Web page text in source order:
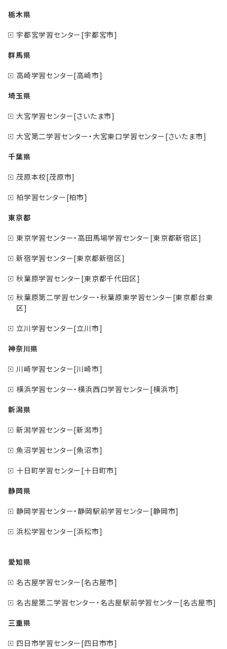
栃木県
宇都宮学習センター[宇都宮市]
群馬県
高崎学習センター[高崎市]
埼玉県
大宮学習センター[さいたま市]
大宮第二学習センター・大宮東口学習センター[さいたま市]
千葉県
茂原本校[茂原市]
柏学習センター[柏市]
東京都
東京学習センター・高田馬場学習センター[東京都新宿区]
新宿学習センター[東京都新宿区]
秋葉原学習センター[東京都千代田区]
秋葉原第二学習センター・秋葉原東学習センター[東京都台東
区]
立川学習センター[立川市]
神奈川県
川崎学習センター[川崎市]
横浜学習センター・横浜西口学習センター[横浜市]
新潟県
新潟学習センター[新潟市]
魚沼学習センター[魚沼市]
十日町学習センター[十日町市]
静岡県
静岡学習センター・静岡駅前学習センター[静岡市]
浜松学習センター[浜松市]
愛知県
名古屋学習センター[名古屋市]
名古屋第二学習センター・名古屋駅前学習センター[名古屋市]
三重県
四日市学習センター[四日市市]